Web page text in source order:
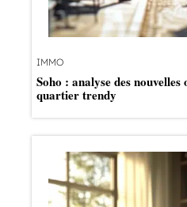
IMMO
Soho : analyse des
quartier trendy